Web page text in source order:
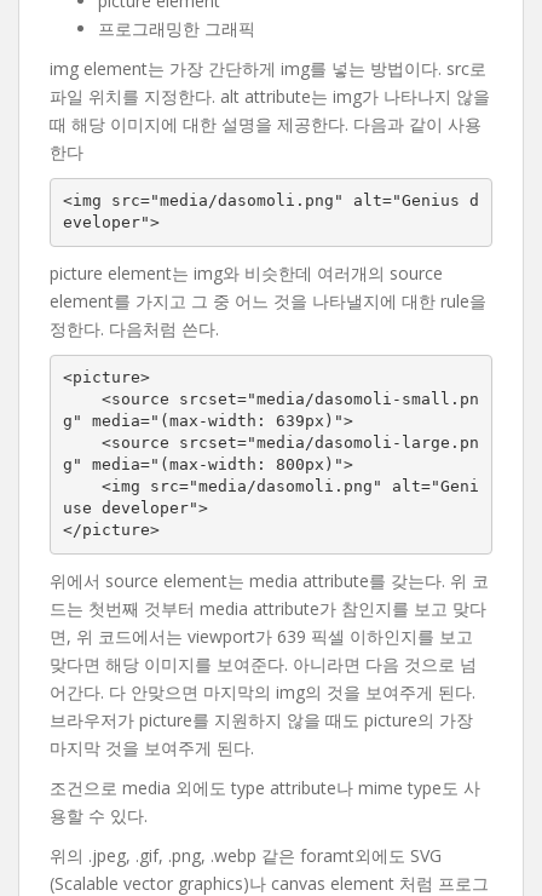
프로그래밍한 그래픽
img element는 가장 간단하게 img를 넣는 방법이다. src로
파일 위치를 지정한다. alt attribute는 img가 나타나지 않을
때 해당 이미지에 대한 설명을 제공한다. 다음과 같이 사용
한다
<img src="media/dasomoli.png" alt="Genius d
eveloper">
picture element는 img와 비슷한데 여러개의 source
element를 가지고 그 중 어느 것을 나타낼지에 대한 rule을
정한다. 다음처럼 쓴다.
<picture>
g" media="(max-width: 639px)">
g" media="(max-width: 800px)">
use developer">
</picture>
위에서 source element는 media attribute를 갖는다. 위 코
드는 첫번째 것부터 media attribute가 참인지를 보고 맞다
면, 위 코드에서는 viewport가 639 픽셀 이하인지를 보고
맞다면 해당 이미지를 보여준다. 아니라면 다음 것으로 넘
어간다. 다 안맞으면 마지막의 img의 것을 보여주게 된다.
브라우저가 picture를 지원하지 않을 때도 picture의 가장
마지막 것을 보여주게 된다.
조건으로 media 외에도 type attribute나 mime type도 사
용할 수 있다.
위의 .jpeg, .gif, .png, .webp 같은 foramt외에도 SVG
(Scalable vector graphics)나 canvas element 처럼 프로그